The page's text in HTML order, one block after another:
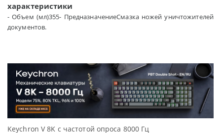
характеристики
- Объем (мл)355- ПредназначениеСмазка ножей уничтожителей документов.
Keychron V 8K с частотой опроса 8000 Гц